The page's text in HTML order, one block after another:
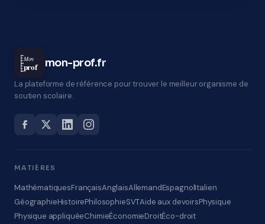
Mon
prof mon-prof.fr
La plateforme de référence pour trouver le meilleur organisme de
soutien scolaire.
MATIÈRES
MathématiquesFrançaisAnglaisAllemandEspagnolItalien
GéographieHistoirePhilosophieSVTAide aux devoirsPhysique
Physique appliquéeChimieÉconomieDroitÉco-droit